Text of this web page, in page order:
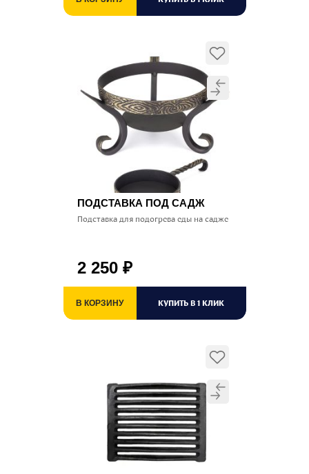
ПОДСТАВКА ПОД САДЖ
Подставка для подогрева еды на садже
2 250 ₽
В КОРЗИНУ КУПИТЬ В 1 КЛИК